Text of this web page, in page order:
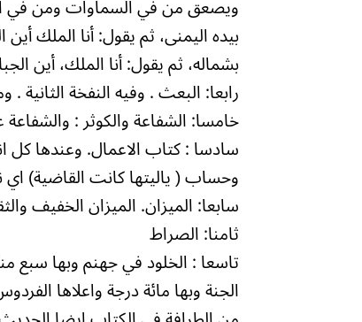
ويصعق من في السماوات ومن في
بيده اليمنى، ثم يقول: أنا الملك
بشماله، ثم يقول: أنا الملك، أين
رابعا: البعث . وفيه النفخة الثانية .
خامسا: الشفاعة والكوثر :
سادسا : كتاب الاعمال. وعندها كل
وحساب ( ياليتها كانت
سابعا: الميزان. الميزان الخفيف
ثامنا: الصراط
تاسعا : الخلود في جهنم وبها سبع
الجنة وبها مائة درجة واعلاها